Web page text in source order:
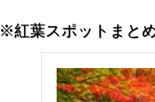
※紅葉スポットまと